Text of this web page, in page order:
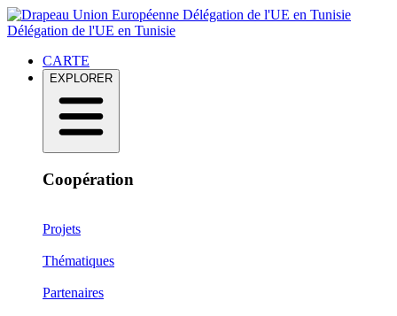
Délégation de l'UE en Tunisie
Délégation de l'UE en Tunisie
CARTE
EXPLORER
Coopération
Projets
Thématiques
Partenaires